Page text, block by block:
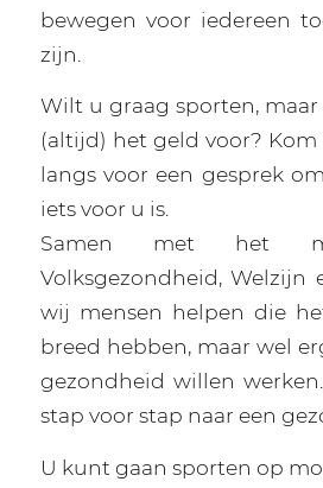
bewegen voor iedereen
zijn.
Wilt u graag sporten,
(altijd) het geld voor?
langs voor een gesprek
iets voor u is.
Samen met het
Volksgezondheid, Welzijn
wij mensen helpen die
breed hebben, maar wel
gezondheid willen
stap voor stap naar een
U kunt gaan sporten op